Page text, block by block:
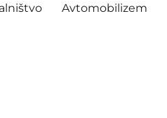
Avtomobilizem